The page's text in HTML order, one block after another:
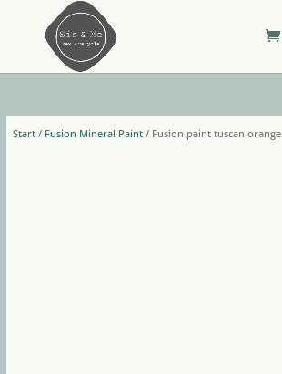
Start/ Fusion Mineral Paint/ Fusion paint tuscan orange